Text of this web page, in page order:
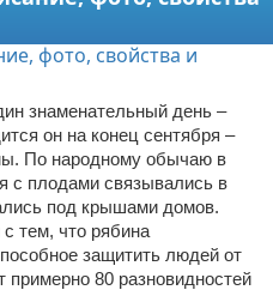
знаменательный день –
он на конец сентября –
По народному обычаю в
с плодами связывались в
под крышами домов.
тем, что рябина
защитить людей от
80 разновидностей